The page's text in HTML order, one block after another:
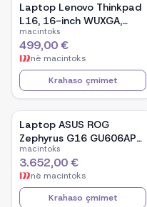
Laptop Lenovo Thinkpad
L16, 16-inch WUXGA,
AMD Ryzen 5 Pro-7535U,
16GB Ram DDR5, 512GB
SSD - Black
macintoks
499,00 €
në macintoks
Krahaso çmimet
Laptop ASUS ROG
Zephyrus G16 GU606AP-
TB041W, 16-inch OLED,
Intel Core Ultra 9 386H,
NVIDIA GeForce RTX
5070, 32GB RAM, 1TB
macintoks
3.652,00 €
në macintoks
Krahaso çmimet